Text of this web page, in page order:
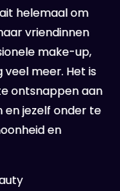
helemaal om
vriendinnen
make-up,
meer. Het is
ontsnappen aan
en jezelf onder te
en